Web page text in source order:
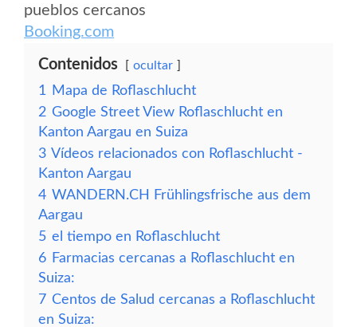
pueblos cercanos
Booking.com
Contenidos ocultar
1
Mapa de Roflaschlucht
2 Google Street View Roflaschlucht en
Kanton Aargau en Suiza
3 Vídeos relacionados con Roflaschlucht -
Kanton Aargau
4 WANDERN.CH Frühlingsfrische aus dem
Aargau
5 el tiempo en Roflaschlucht
6 Farmacias cercanas a Roflaschlucht en
Suiza:
7 Centos de Salud cercanas a Roflaschlucht
en Suiza: